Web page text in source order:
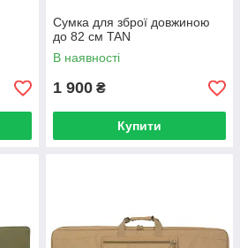
Сумка для зброї довжиною
до 82 см TAN
В наявності
1 900 ₴
Купити